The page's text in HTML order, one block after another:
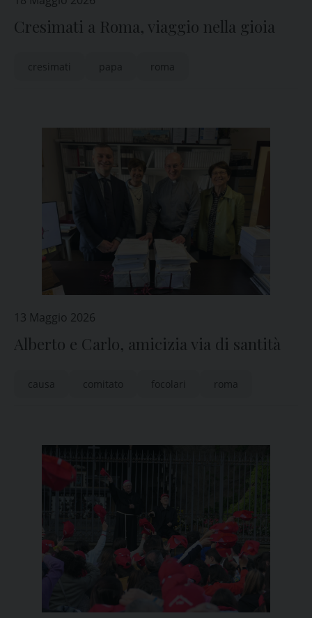
Cresimati a Roma, viaggio nella gioia
cresimati papa roma
13 Maggio 2026
Alberto e Carlo, amicizia via di santità
causa comitato focolari roma